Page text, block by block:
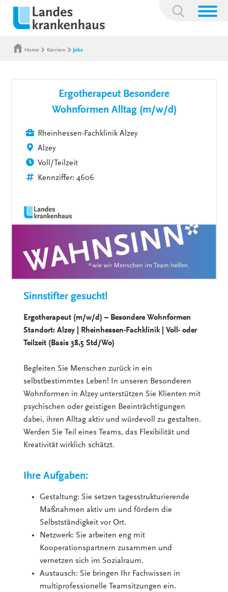
Suchbegriff:
Home Karriere Jobs
Ergotherapeut Besondere
Wohnformen Alltag (m/w/d)
Rheinhessen-Fachklinik Alzey
Alzey
Voll/Teilzeit
Kennziffer: 4606
Sinnstifter gesucht!
Ergotherapeut (m/w/d) – Besondere Wohnformen
Standort: Alzey | Rheinhessen-Fachklinik | Voll- oder
Teilzeit (Basis 38,5 Std/Wo)
Begleiten Sie Menschen zurück in ein
selbstbestimmtes Leben! In unseren Besonderen
Wohnformen in Alzey unterstützen Sie Klienten mit
psychischen oder geistigen Beeinträchtigungen
dabei, ihren Alltag aktiv und würdevoll zu gestalten.
Werden Sie Teil eines Teams, das Flexibilität und
Kreativität wirklich schätzt.
Ihre Aufgaben:
Gestaltung: Sie setzen tagesstrukturierende
Maßnahmen aktiv um und fördern die
Selbstständigkeit vor Ort.
Netzwerk: Sie arbeiten eng mit
Kooperationspartnern zusammen und
vernetzen sich im Sozialraum.
Austausch: Sie bringen Ihr Fachwissen in
multiprofessionelle Teamsitzungen ein.